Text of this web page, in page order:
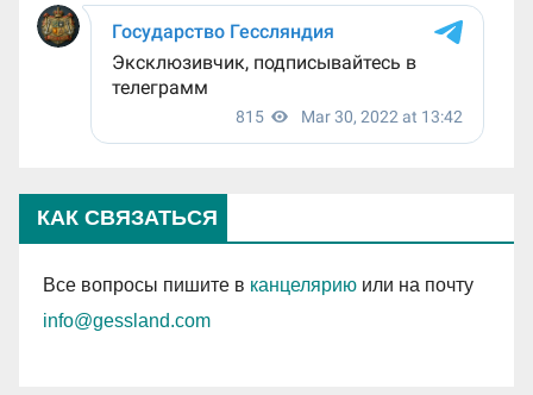
КАК СВЯЗАТЬСЯ
Все вопросы пишите в канцелярию или на почту
info@gessland.com